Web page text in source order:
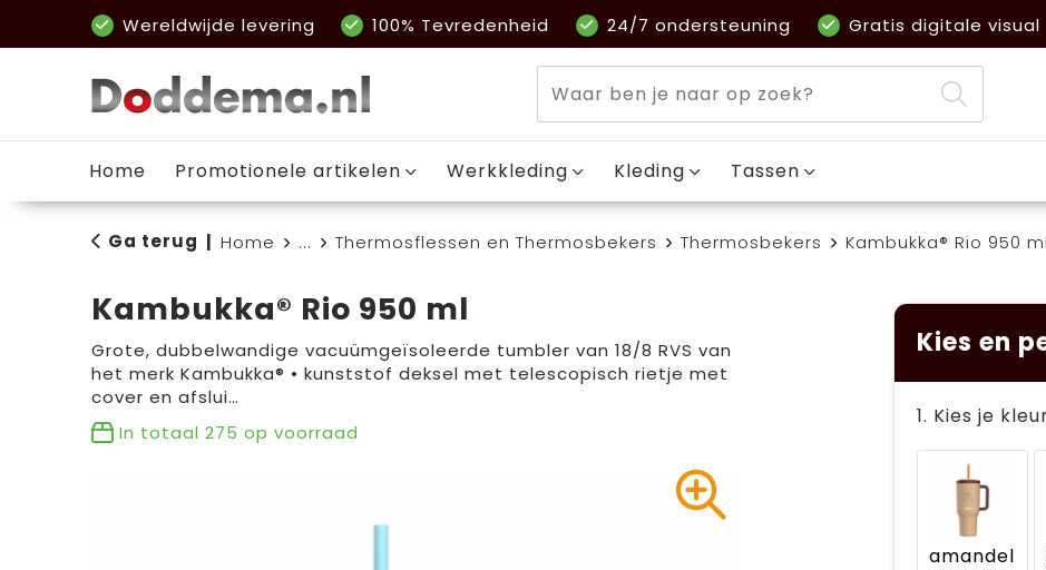
Wereldwijde levering 100% Tevredenheid 24/7 ondersteuning Gratis digitale visual
Home Promotionele artikelen Werkkleding Kleding Tassen
Ga terug Home ... Thermosflessen en Thermosbekers Thermosbekers Kambukka® Rio 950 ml
Kambukka® Rio 950 ml
Grote, dubbelwandige vacuümgeïsoleerde tumbler van 18/8 RVS van
het merk Kambukka® • kunststof deksel met telescopisch rietje met
cover en afslui…
In totaal 275 op voorraad
Kies en
1. Kies je
amandel